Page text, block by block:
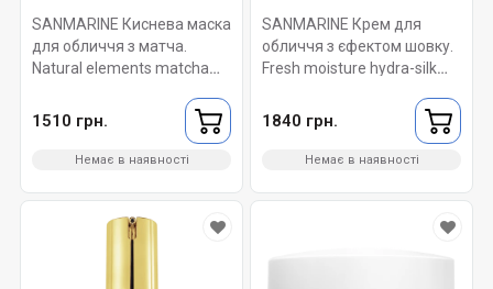
SANMARINE Киснева маска
для обличчя з матча.
Natural elements matcha
1510 грн.
Немає в наявності
SANMARINE Крем для
обличчя з єфектом шовку.
Fresh moisture hydra-silk
1840 грн.
Немає в наявності